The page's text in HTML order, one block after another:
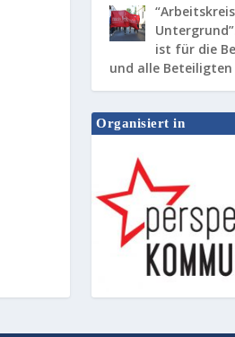
“Arbeitskreis
ist für die
und alle Beteiligten
Organisiert in